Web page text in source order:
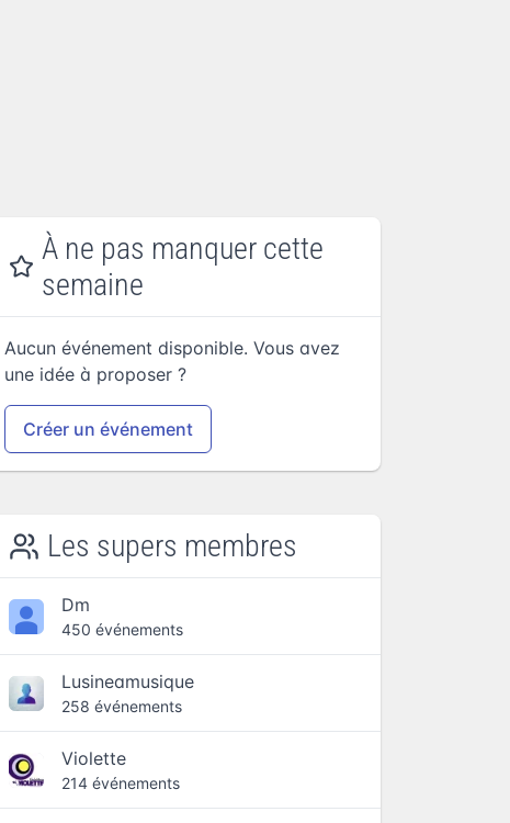
À ne pas manquer cette
semaine
Aucun événement disponible. Vous avez
une idée à proposer ?
Créer un événement
Les supers membres
Dm
450 événements
Lusineamusique
258 événements
Violette
214 événements